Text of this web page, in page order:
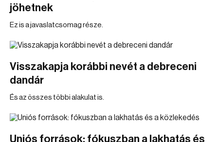
jöhetnek
Ez is a javaslatcsomag része.
Visszakapja korábbi nevét a debreceni
dandár
És az összes többi alakulat is.
Uniós források: fókuszban a lakhatás és